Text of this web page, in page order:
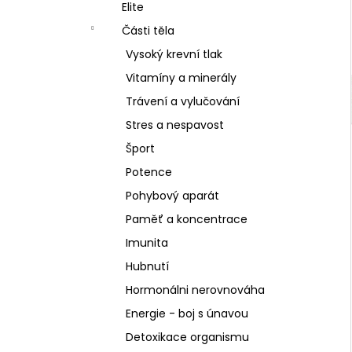
Elite
Části těla
Vysoký krevní tlak
Vitamíny a minerály
Trávení a vylučování
Stres a nespavost
Šport
Potence
Pohybový aparát
Paměť a koncentrace
Imunita
Hubnutí
Hormonálni nerovnováha
Energie - boj s únavou
Detoxikace organismu
SCHIZANDRA
329 Kč